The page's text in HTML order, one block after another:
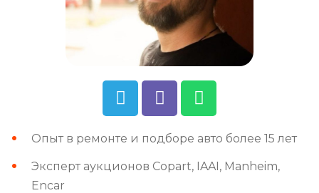
Опыт в ремонте и подборе авто более 15 лет
Эксперт аукционов Copart, IAAI, Manheim,
Encar